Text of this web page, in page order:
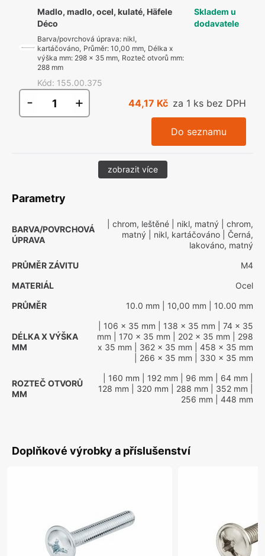
Madlo, madlo, ocel, kulaté, Häfele
Déco
Barva/povrchová úprava: nikl,
kartáčováno, Průměr:10,00 mm, Délka x
výška mm: 298 x 35 mm, Rozteč otvorů mm:
288 mm
Kód: 155.00.375
Skladem u
dodavatele
- + 44,17 Kč za 1 ks bez DPH
Do seznamu
zobrazit více
Parametry
BARVA/POVRCHOVÁ
ÚPRAVA
| chrom, leštěné | nikl, matný | chrom,
matný | nikl, kartáčováno | Černá,
lakováno, matný
PRŮMĚR ZÁVITU
M4
MATERIÁL
Ocel
PRŮMĚR
10.0 mm | 10,00 mm | 10.00 mm
DÉLKA X VÝŠKA
MM
| 106 x 35 mm | 138 x 35 mm | 74 x 35
mm | 170 x 35 mm | 202 x 35 mm | 298
x 35 mm | 362 x 35 mm | 458 x 35 mm
| 266 x 35 mm | 330 x 35 mm
ROZTEČ OTVORŮ
MM
| 160 mm | 192 mm | 96 mm | 64 mm
128 mm | 320 mm | 288 mm | 352 mm
256 mm | 448 mm
Doplňkové výrobky a příslušenství